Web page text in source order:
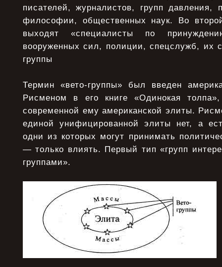
писателей, журналистов, групп давления,
философии, общественных наук. Во
выходят «специалисты по
вооруженных сил, полиции, спецслужб, их
группы
Термин «вето-группы» был введен
Рисменом в его книге «Одинокая
современной ему американской элиты.
единой унифицированной элиты нет, а
одни из которых могут принимать
— только влиять. Первый тип «групп
группами».